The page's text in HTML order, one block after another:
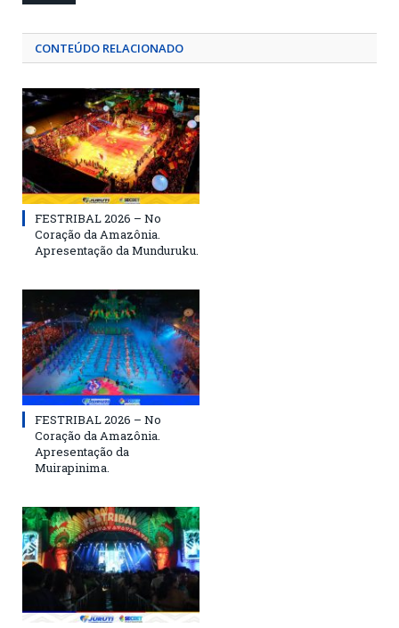
CONTEÚDO RELACIONADO
FESTRIBAL 2026 – No
Coração da Amazônia.
Apresentação da Munduruku.
FESTRIBAL 2026 – No
Coração da Amazônia.
Apresentação da
Muirapinima.